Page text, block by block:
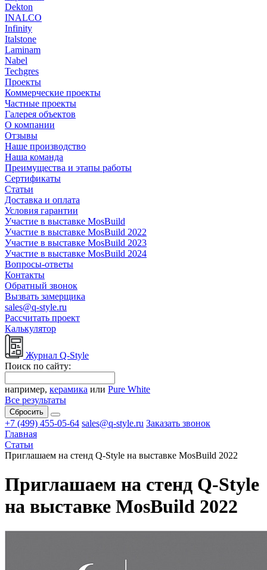
Dekton
INALCO
Infinity
Italstone
Laminam
Nabel
Techgres
Проекты
Коммерческие проекты
Частные проекты
Галерея объектов
О компании
Отзывы
Наше производство
Наша команда
Преимущества и этапы работы
Сертификаты
Статьи
Доставка и оплата
Условия гарантии
Участие в выставке MosBuild
Участие в выставке MosBuild 2022
Участие в выставке MosBuild 2023
Участие в выставке MosBuild 2024
Вопросы-ответы
Контакты
Обратный звонок
Вызвать замерщика
sales@q-style.ru
Рассчитать проект
Калькулятор
Журнал Q-Style
Поиск по сайту:
например, керамика или Pure White
Все результаты
Сбросить
+7 (499) 455-05-64 sales@q-style.ru Заказать звонок
Главная
Статьи
Приглашаем на стенд Q-Style на выставке MosBuild 2022
Приглашаем на стенд Q-Style
на выставке MosBuild 2022